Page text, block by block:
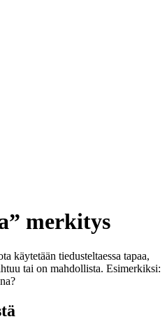
merkitys
käytetään tiedusteltaessa tapaa,
tai on mahdollista. Esimerkiksi: